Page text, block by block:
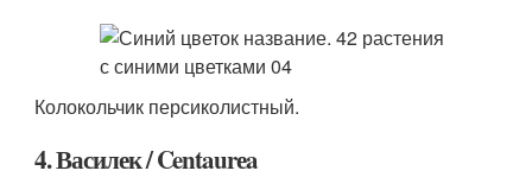
Колокольчик персиколистный.
4. Василек / Centaurеa